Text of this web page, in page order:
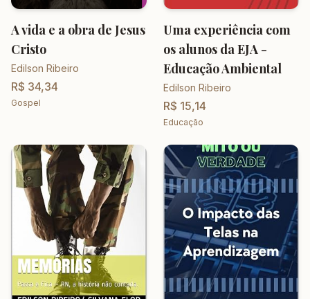
A vida e a obra de Jesus
Cristo
Edilson Ribeiro
R$ 34,34
Gospel
Uma experiência com
os alunos da EJA -
Educação Ambiental
Edilson Ribeiro
R$ 15,14
Educação